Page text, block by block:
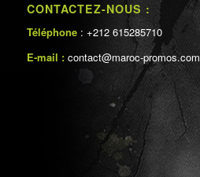
CONTACTEZ-NOUS :
Téléphone : +212 615285710
E-mail : contact@maroc-promos.com